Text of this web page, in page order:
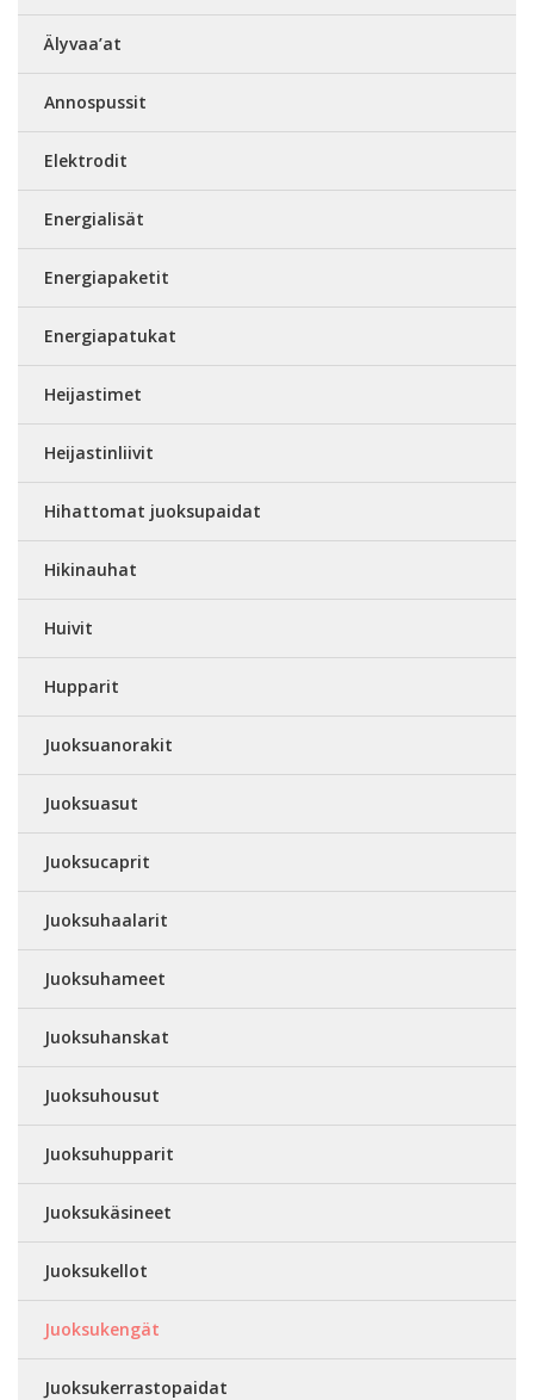
Älyvaa’at
Annospussit
Elektrodit
Energialisät
Energiapaketit
Energiapatukat
Heijastimet
Heijastinliivit
Hihattomat juoksupaidat
Hikinauhat
Huivit
Hupparit
Juoksuanorakit
Juoksuasut
Juoksucaprit
Juoksuhaalarit
Juoksuhameet
Juoksuhanskat
Juoksuhousut
Juoksuhupparit
Juoksukäsineet
Juoksukellot
Juoksukengät
Juoksukerrastopaidat